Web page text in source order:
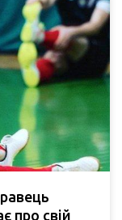
про свій